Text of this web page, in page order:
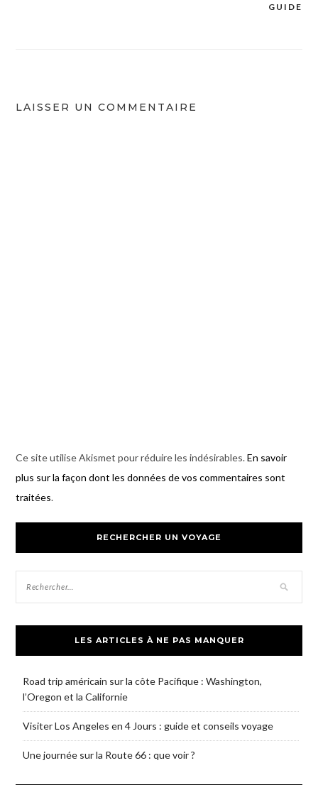
GUIDE
LAISSER UN COMMENTAIRE
Ce site utilise Akismet pour réduire les indésirables.En savoir
plus sur la façon dont les données de vos commentaires sont
traitées.
RECHERCHER UN VOYAGE
LES ARTICLES À NE PAS MANQUER
Road trip américain sur la côte Pacifique : Washington,
l’Oregon et la Californie
Visiter Los Angeles en 4 Jours : guide et conseils voyage
Une journée sur la Route 66 : que voir ?